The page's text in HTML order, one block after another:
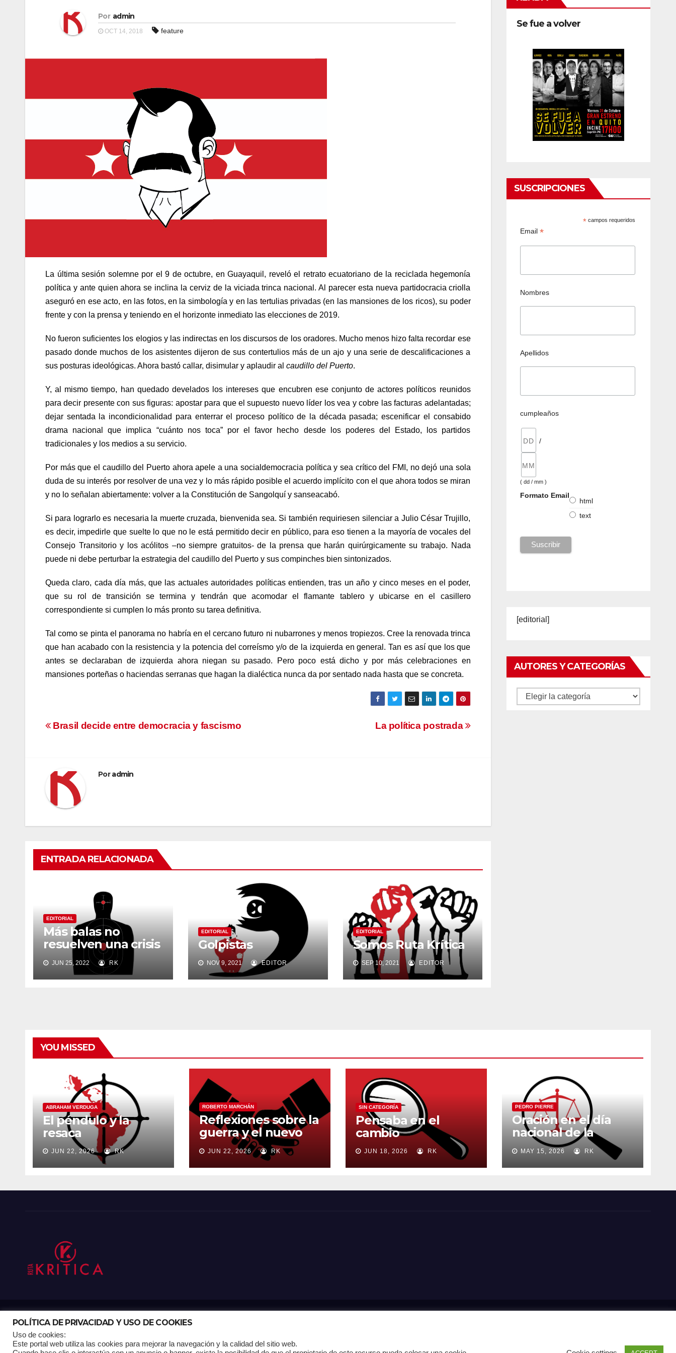
Por admin
OCT 14, 2018 feature
La última sesión solemne por el 9 de octubre, en Guayaquil, reveló el retrato ecuatoriano de la reciclada hegemonía
política y ante quien ahora se inclina la cerviz de la viciada trinca nacional. Al parecer esta nueva partidocracia criolla
aseguró en ese acto, en las fotos, en la simbología y en las tertulias privadas (en las mansiones de los ricos), su poder
frente y con la prensa y teniendo en el horizonte inmediato las elecciones de 2019.
No fueron suficientes los elogios y las indirectas en los discursos de los oradores. Mucho menos hizo falta recordar ese
pasado donde muchos de los asistentes dijeron de sus contertulios más de un ajo y una serie de descalificaciones a
sus posturas ideológicas. Ahora bastó callar, disimular y aplaudir al caudillo del Puerto.
Y, al mismo tiempo, han quedado develados los intereses que encubren ese conjunto de actores políticos reunidos
para decir presente con sus figuras: apostar para que el supuesto nuevo líder los vea y cobre las facturas adelantadas;
dejar sentada la incondicionalidad para enterrar el proceso político de la década pasada; escenificar el consabido
drama nacional que implica “cuánto nos toca” por el favor hecho desde los poderes del Estado, los partidos
tradicionales y los medios a su servicio.
Por más que el caudillo del Puerto ahora apele a una socialdemocracia política y sea crítico del FMI, no dejó una sola
duda de su interés por resolver de una vez y lo más rápido posible el acuerdo implícito con el que ahora todos se miran
y no lo señalan abiertamente: volver a la Constitución de Sangolquí y sanseacabó.
Si para lograrlo es necesaria la muerte cruzada, bienvenida sea. Si también requiriesen silenciar a Julio César Trujillo,
es decir, impedirle que suelte lo que no le está permitido decir en público, para eso tienen a la mayoría de vocales del
Consejo Transitorio y los acólitos –no siempre gratuitos- de la prensa que harán quirúrgicamente su trabajo. Nada
puede ni debe perturbar la estrategia del caudillo del Puerto y sus compinches bien sintonizados.
Queda claro, cada día más, que las actuales autoridades políticas entienden, tras un año y cinco meses en el poder,
que su rol de transición se termina y tendrán que acomodar el flamante tablero y ubicarse en el casillero
correspondiente si cumplen lo más pronto su tarea definitiva.
Tal como se pinta el panorama no habría en el cercano futuro ni nubarrones y menos tropiezos. Cree la renovada trinca
que han acabado con la resistencia y la potencia del correísmo y/o de la izquierda en general. Tan es así que los que
antes se declaraban de izquierda ahora niegan su pasado. Pero poco está dicho y por más celebraciones en
mansiones porteñas o haciendas serranas que hagan la dialéctica nunca da por sentado nada hasta que se concreta.
Navegación
La política postrada
Brasil decide entre democracia y fascismo
Poradmin
ENTRADA RELACIONADA
EDITORIAL
Más balas no
resuelven una crisis
política
JUN 25, 2022 RK
EDITORIAL
Golpistas
NOV 9, 2021 EDITOR
EDITORIAL
Somos Ruta Krítica
SEP 10, 2021 EDITOR
Se fue a volver
SUSCRIPCIONES
* campos requeridos
Email *
Nombres
Apellidos
cumpleaños
/
( dd / mm )
Formato Email
html
text
[editorial]
AUTORES Y CATEGORÍAS
Autores
YOU MISSED
ABRAHAM VERDUGA
El péndulo y la
resaca
JUN 22, 2026 RK
ROBERTO MARCHÁN
Reflexiones sobre la
guerra y el nuevo
orden mundial
JUN 22, 2026 RK
SIN CATEGORÍA
Pensaba en el
cambio
JUN 18, 2026 RK
PEDRO PIERRE
Oración en el día
nacional de la
madre
MAY 15, 2026 RK
Funciona gracias a WordPress |Tema: Newsup deThemeansar
POLÍTICA DE PRIVACIDAD Y USO DE COOKIES
POLÍTICA DE PRIVACIDAD Y USO DE COOKIES
Uso de cookies:
Este portal web utiliza las cookies para mejorar la navegación y la calidad del sitio web.